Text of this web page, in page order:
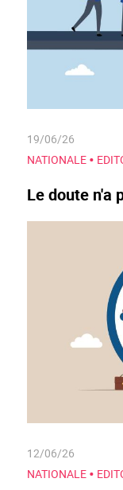
19/06/26
NATIONALE •
Le doute n'a
12/06/26
NATIONALE •